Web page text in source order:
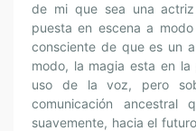
de mi que sea una
puesta en escena a
consciente de que es un
modo, la magia esta en
uso de la voz, pero
comunicación
suavemente, hacia el